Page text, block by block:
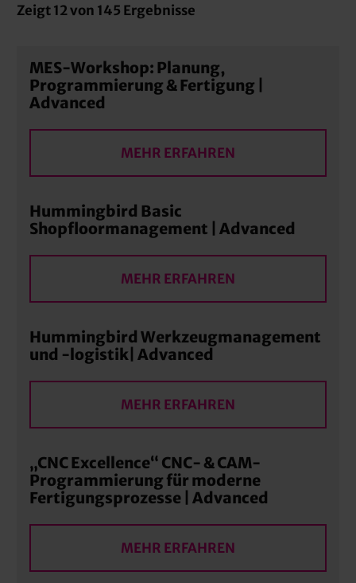
Zeigt12von 145 Ergebnisse
MES-Workshop: Planung,
Programmierung & Fertigung |
Advanced
MEHR ERFAHREN
Hummingbird Basic
Shopfloormanagement | Advanced
MEHR ERFAHREN
Hummingbird Werkzeugmanagement
und -logistik| Advanced
MEHR ERFAHREN
„CNC Excellence“ CNC- & CAM-
Programmierung für moderne
Fertigungsprozesse | Advanced
MEHR ERFAHREN